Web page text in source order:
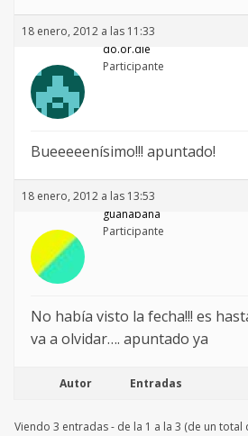
18 enero, 2012 a las 11:33
do.or.die
Participante
Bueeeeenísimo!!! apuntado!
18 enero, 2012 a las 13:53
guanabana
Participante
No había visto la fecha!!! es
va a olvidar…. apuntado ya
Autor Entradas
Viendo 3 entradas - de la 1 a la 3 (de un total